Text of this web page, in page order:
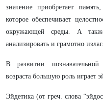
значение приобретает
которое обеспечивает
окружающей среды. А
анализировать и грамотно
В развитии познавательной
возраста большую роль играет
Эйдетика (от греч. слова